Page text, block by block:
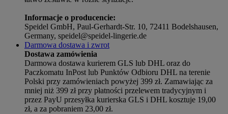
Informacje o producencie:
Speidel GmbH, Paul-Gerhardt-Str. 10, 72411 Bodelshausen,
Germany, speidel@speidel-lingerie.de
Darmowa dostawa i zwrot
Dostawa zamówienia
Darmowa dostawa kurierem GLS lub DHL oraz do
Paczkomatu InPost lub Punktów Odbioru DHL na terenie
Polski przy zamówieniach powyżej 399 zł. Zamawiając za
mniej niż 399 zł przy płatności przelewem tradycyjnym i
przez PayU przesyłka kurierska GLS i DHL kosztuje 19,00
zł, a za pobraniem 23,00 zł.